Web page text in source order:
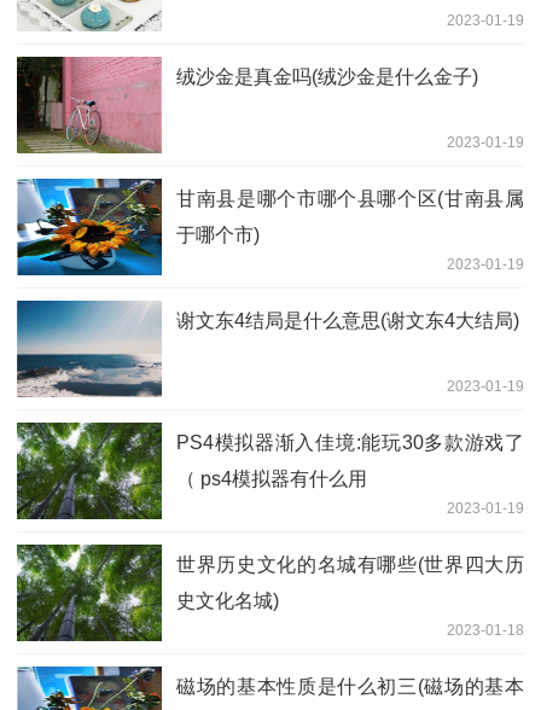
2023-01-19
绒沙金是真金吗(绒沙金是什么金子)
2023-01-19
甘南县是哪个市哪个县哪个区(甘南县属
于哪个市)
2023-01-19
谢文东4结局是什么意思(谢文东4大结局)
2023-01-19
PS4模拟器渐入佳境:能玩30多款游戏了
（ ps4模拟器有什么用
2023-01-19
世界历史文化的名城有哪些(世界四大历
史文化名城)
2023-01-18
磁场的基本性质是什么初三(磁场的基本